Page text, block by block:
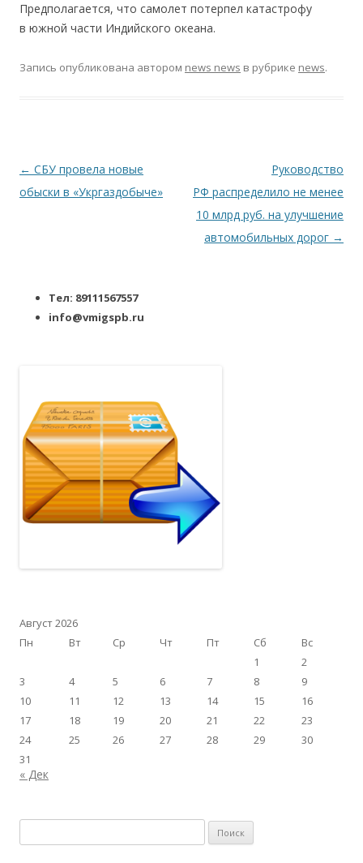
Предполагается, что самолет потерпел катастрофу
в южной части Индийского океана.
Запись опубликована автором news news в рубрике news.
Навигация по записям
← СБУ провела новые
обыски в «Укргаздобыче»
Руководство
РФ распределило не менее
10 млрд руб. на улучшение
автомобильных дорог →
Тел: 89111567557
info@vmigspb.ru
Август 2026
Пн
Вт Ср Чт Пт Сб
Вс
1
2
3
4 5 6 7 8
9
10
11 12 13 14 15
16
17
18 19 20 21 22
23
24
25 26 27 28 29
30
31
« Дек